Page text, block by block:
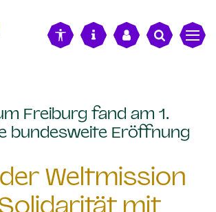
Freiburg fand am 1.
bundesweite Eröffnung
Weltmission
mit